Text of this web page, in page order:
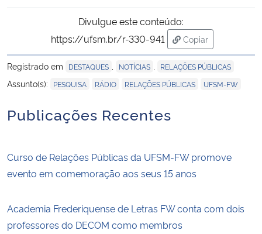
Divulgue este conteúdo:
https://ufsm.br/r-330-941
Copiar
para área de
Registrado em
DESTAQUES NOTÍCIAS RELAÇÕES PÚBLICAS
Assunto(s): PESQUISA RÁDIO RELAÇÕES PÚBLICAS UFSM-FW
Publicações Recentes
Curso de Relações Públicas da UFSM-FW promove
evento em comemoração aos seus 15 anos
Academia Frederiquense de Letras FW conta com dois
professores do DECOM como membros